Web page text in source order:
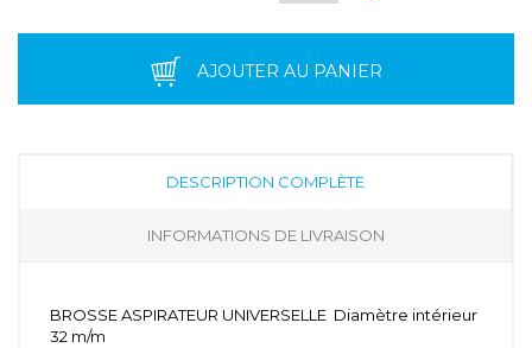
AJOUTER AU PANIER
DESCRIPTION COMPLÈTE
INFORMATIONS DE LIVRAISON
BROSSE ASPIRATEUR UNIVERSELLE Diamètre intérieur
32 m/m